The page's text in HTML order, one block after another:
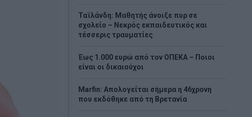
Ταϊλάνδη: Μαθητής άνοιξε πυρ σε
σχολείο – Νεκρός εκπαιδευτικός και
τέσσερις τραυματίες
Έως 1.000 ευρώ από τον ΟΠΕΚΑ – Ποιοι
είναι οι δικαιούχοι
Marfin: Απολογείται σήμερα η 46χρονη
που εκδόθηκε από τη Βρετανία